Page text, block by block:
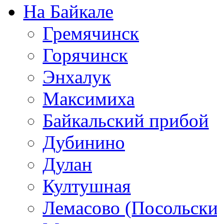
На Байкале
Гремячинск
Горячинск
Энхалук
Максимиха
Байкальский прибой
Дубинино
Дулан
Култушная
Лемасово